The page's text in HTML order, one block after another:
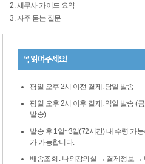
2. 세무사 가이드 요약
3. 자주 묻는 질문
꼭 읽어주세요!
평일 오후 2시 이전 결제: 당일 발송
평일 오후 2시 이후 결제: 익일 발송 (
발송)
발송 후 1일~3일(72시간) 내 수령 가
가 가능합니다.
배송조회 : 나의강의실 → 결제정보 →